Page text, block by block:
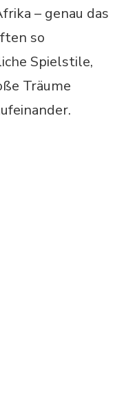
– genau das
so
Spielstile,
Träume